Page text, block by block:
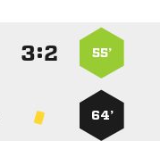
55’
:
64’